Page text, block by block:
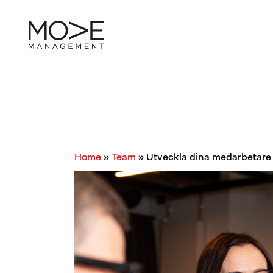
Expedition
Ledarskap
Föreläsningar
Home»Team » Utveckla dina